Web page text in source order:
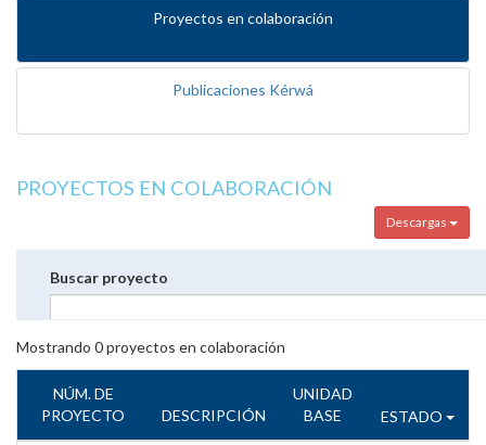
Proyectos en colaboración
Publicaciones Kérwá
PROYECTOS EN COLABORACIÓN
Descargas
Buscar proyecto
Mostrando 0proyectos en colaboración
NÚM. DE
PROYECTO
DESCRIPCIÓN
UNIDAD
BASE
ESTADO